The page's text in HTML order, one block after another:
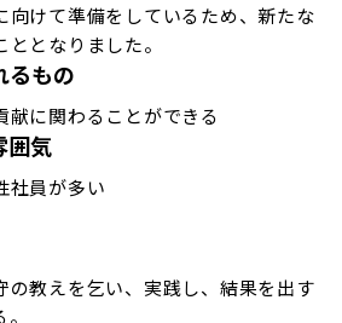
向けて準備をしているため、新たな
となりました。
るもの
に関わることができる
囲気
社員が多い
教えを乞い、実践し、結果を出す